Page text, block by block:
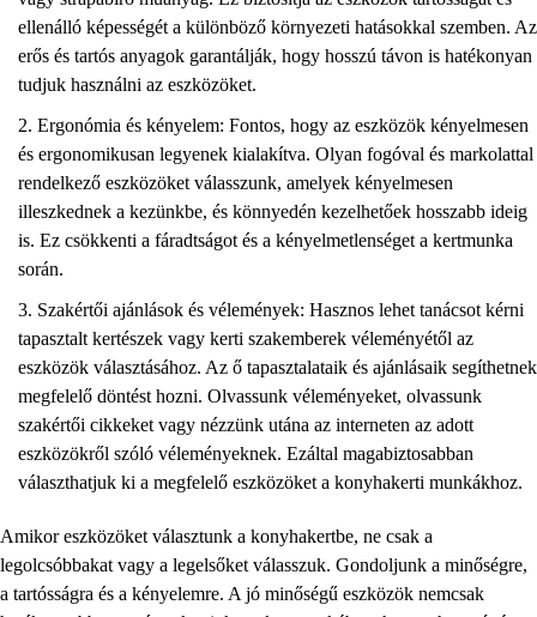
ellenálló képességét a különböző környezeti hatásokkal szemben. Az
erős és tartós anyagok garantálják, hogy hosszú távon is hatékonyan
tudjuk használni az eszközöket.
Ergonómia és kényelem: Fontos, hogy az eszközök kényelmesen
és ergonomikusan legyenek kialakítva. Olyan fogóval és markolattal
rendelkező eszközöket válasszunk, amelyek kényelmesen
illeszkednek a kezünkbe, és könnyedén kezelhetőek hosszabb ideig
is. Ez csökkenti a fáradtságot és a kényelmetlenséget a kertmunka
során.
Szakértői ajánlások és vélemények: Hasznos lehet tanácsot kérni
tapasztalt kertészek vagy kerti szakemberek véleményétől az
eszközök választásához. Az ő tapasztalataik és ajánlásaik segíthetnek
megfelelő döntést hozni. Olvassunk véleményeket, olvassunk
szakértői cikkeket vagy nézzünk utána az interneten az adott
eszközökről szóló véleményeknek. Ezáltal magabiztosabban
választhatjuk ki a megfelelő eszközöket a konyhakerti munkákhoz.
Amikor eszközöket választunk a konyhakertbe, ne csak a
legolcsóbbakat vagy a legelsőket válasszuk. Gondoljunk a minőségre,
a tartósságra és a kényelemre. A jó minőségű eszközök nemcsak